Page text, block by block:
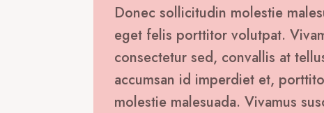
Donec sollicitudin molestie
eget felis porttitor volutpat.
consectetur sed, convallis at
accumsan id imperdiet et,
molestie malesuada. Vivamus